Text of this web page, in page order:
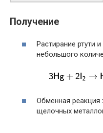
Получение
Растирание ртути
небольшого
Обменная реакция
щелочных